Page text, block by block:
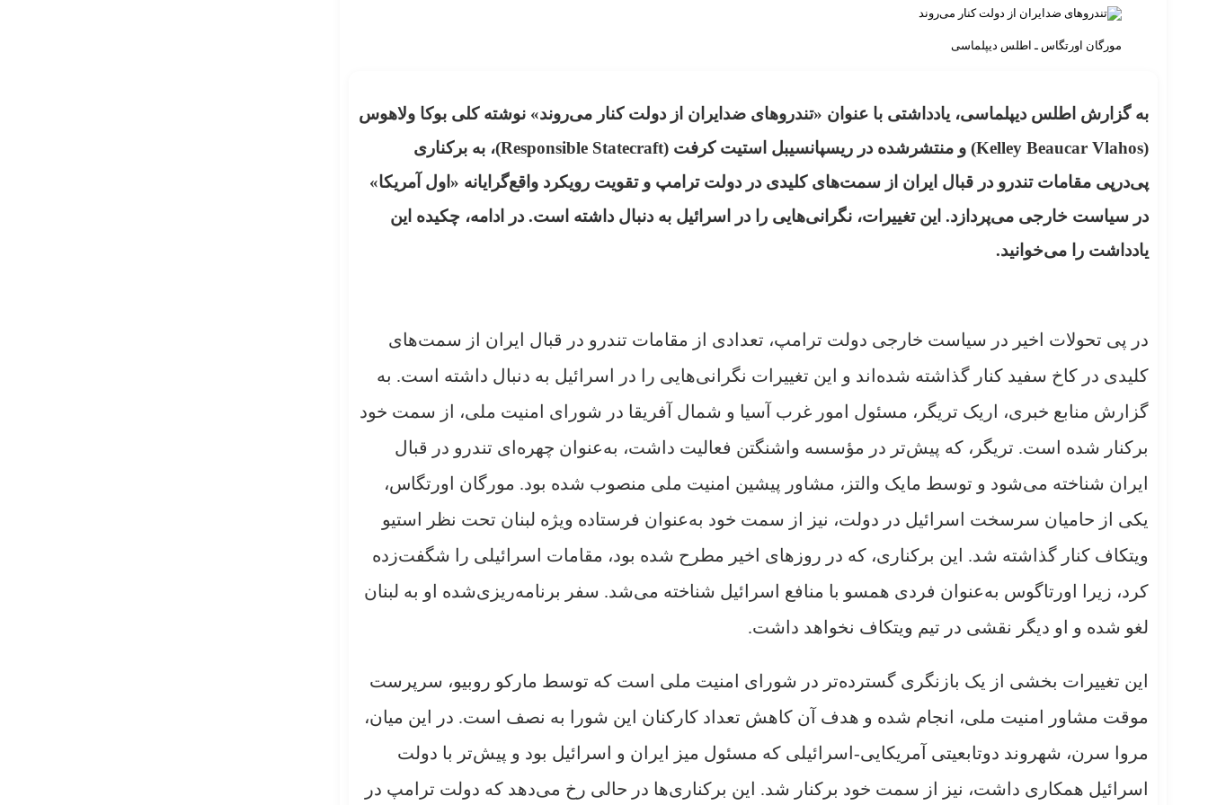
مورگان اورتگاس ـ اطلس دیپلماسی
به گزارش اطلس دیپلماسی، یادداشتی با عنوان «تندروهای ضدایران از دولت کنار می‌روند» نوشته کلی بوکا ولاهوس
(Kelley Beaucar Vlahos) و منتشرشده در ریسپانسیبل استیت کرفت (Responsible Statecraft)، به برکناری
پی‌درپی مقامات تندرو در قبال ایران از سمت‌های کلیدی در دولت ترامپ و تقویت رویکرد واقع‌گرایانه «اول آمریکا»
در سیاست خارجی می‌پردازد. این تغییرات، نگرانی‌هایی را در اسرائیل به دنبال داشته است. در ادامه، چکیده این
یادداشت را می‌خوانید.
در پی تحولات اخیر در سیاست خارجی دولت ترامپ، تعدادی از مقامات تندرو در قبال ایران از سمت‌های
کلیدی در کاخ سفید کنار گذاشته شده‌اند و این تغییرات نگرانی‌هایی را در اسرائیل به دنبال داشته است. به
گزارش منابع خبری، اریک تریگر، مسئول امور غرب آسیا و شمال آفریقا در شورای امنیت ملی، از سمت خود
برکنار شده است. تریگر، که پیش‌تر در مؤسسه واشنگتن فعالیت داشت، به‌عنوان چهره‌ای تندرو در قبال
ایران شناخته می‌شود و توسط مایک والتز، مشاور پیشین امنیت ملی منصوب شده بود. مورگان اورتگاس،
یکی از حامیان سرسخت اسرائیل در دولت، نیز از سمت خود به‌عنوان فرستاده ویژه لبنان تحت نظر استیو
ویتکاف کنار گذاشته شد. این برکناری، که در روزهای اخیر مطرح شده بود، مقامات اسرائیلی را شگفت‌زده
کرد، زیرا اورتاگوس به‌عنوان فردی همسو با منافع اسرائیل شناخته می‌شد. سفر برنامه‌ریزی‌شده او به لبنان
لغو شده و او دیگر نقشی در تیم ویتکاف نخواهد داشت.
این تغییرات بخشی از یک بازنگری گسترده‌تر در شورای امنیت ملی است که توسط مارکو روبیو، سرپرست
موقت مشاور امنیت ملی، انجام شده و هدف آن کاهش تعداد کارکنان این شورا به نصف است. در این میان،
مروا سرن، شهروند دوتابعیتی آمریکایی-اسرائیلی که مسئول میز ایران و اسرائیل بود و پیش‌تر با دولت
اسرائیل همکاری داشت، نیز از سمت خود برکنار شد. این برکناری‌ها در حالی رخ می‌دهد که دولت ترامپ در